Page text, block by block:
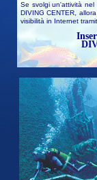
Se svolgi un'attività
DIVING CENTER,
visibilità in Internet